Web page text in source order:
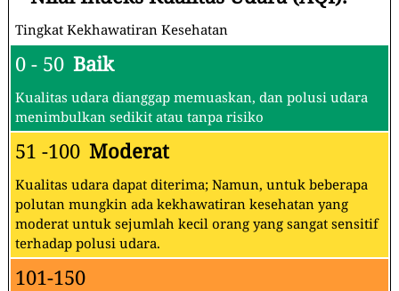
Tingkat Kekhawatiran Kesehatan
0 - 50 Baik
Kualitas udara dianggap memuaskan, dan polusi udara
menimbulkan sedikit atau tanpa risiko
51 -100 Moderat
Kualitas udara dapat diterima; Namun, untuk beberapa
polutan mungkin ada kekhawatiran kesehatan yang
moderat untuk sejumlah kecil orang yang sangat sensitif
terhadap polusi udara.
101-150